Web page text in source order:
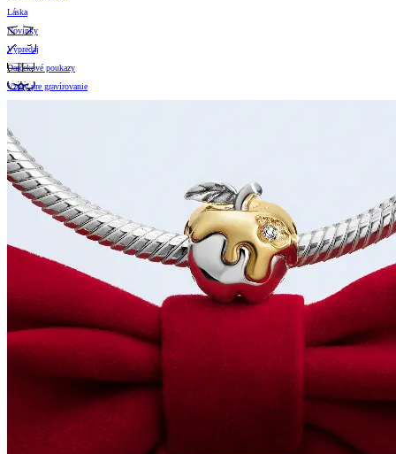
Láska
Novinky
Výpredaj
Darčekové poukazy
Vzory pre gravírovanie